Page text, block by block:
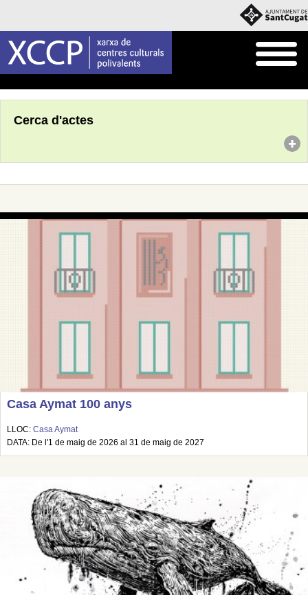
Cerca d'actes
Casa Aymat 100 anys
LLOC: Casa Aymat
DATA: De l'1 de maig de 2026 al 31 de maig de 2027